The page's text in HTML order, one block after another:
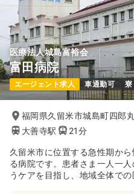
医療法人城島富裕会
富田病院
エージェント求人 車通勤可 寮
福岡県久留米市城島町四郎
大善寺駅
21分
久留米市に位置する急性期か
る病院です。患者さま一人一
うケアを目指し、地域全体で